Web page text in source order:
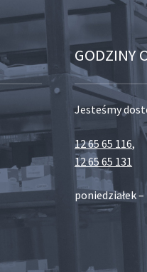
GODZINY
Jesteśmy
12 65 65 116,
12 65 65 131
poniedziałek